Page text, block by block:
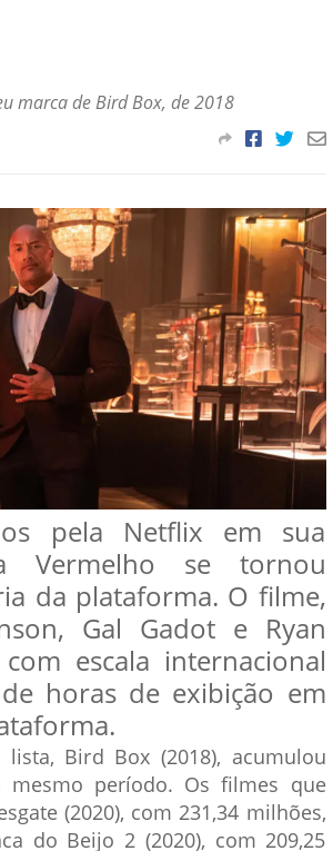
marca de Bird Box, de 2018
pela Netflix em sua
Vermelho se tornou
da plataforma. O filme,
Gal Gadot e Ryan
escala internacional
horas de exibição em
Bird Box (2018), acumulou
mesmo período. Os filmes que
(2020), com 231,34 milhões,
do Beijo 2 (2020), com 209,25